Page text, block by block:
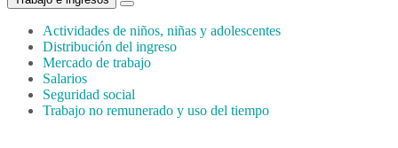
Actividades de niños, niñas y adolescentes
Distribución del ingreso
Mercado de trabajo
Salarios
Seguridad social
Trabajo no remunerado y uso del tiempo